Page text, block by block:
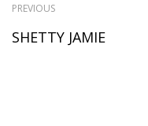
PREVIOUS
SHETTY JAMIE